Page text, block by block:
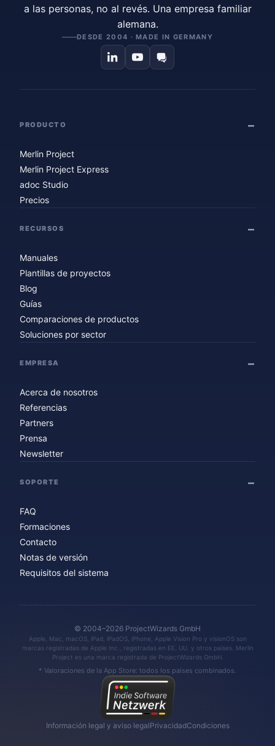
a las personas, no al revés. Una empresa familiar
alemana.
DESDE 2004 · MADE IN GERMANY
PRODUCTO
Merlin Project
Merlin Project Express
adoc Studio
Precios
RECURSOS
Manuales
Plantillas de proyectos
Blog
Guías
Comparaciones de productos
Soluciones por sector
EMPRESA
Acerca de nosotros
Referencias
Partners
Prensa
Newsletter
SOPORTE
FAQ
Formaciones
Contacto
Notas de versión
Requisitos del sistema
© 2004–2026 ProjectWizards GmbH
Apple, Mac, macOS, iPad, iPadOS, iPhone, Apple Vision Pro y visionOS son
marcas registradas de Apple Inc., registradas en EE. UU. y otros países. Merlin
Project es una marca registrada de ProjectWizards GmbH.
* Valoraciones de la App Store: todos los países combinados.
Información legal y aviso legalPrivacidadCondiciones